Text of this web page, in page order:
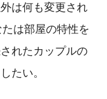
は何も変更され
は部屋の特性を
れたカップルの
たい。